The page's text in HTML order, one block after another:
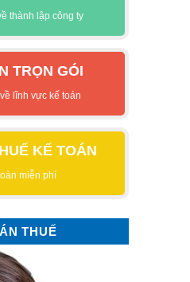
thành lập công ty
TRỌN GÓI
lĩnh vực kế toán
KẾ TOÁN
miễn phí
THUẾ